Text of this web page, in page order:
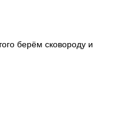
берём сковороду и